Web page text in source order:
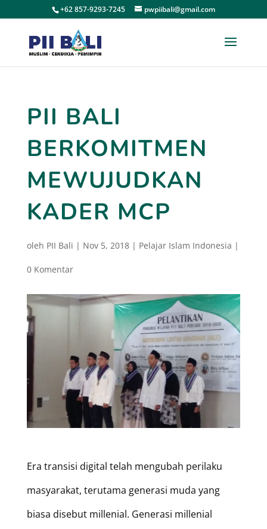
+62 857-9293-7245 pwpiibali@gmail.com
PII BALI
BERKOMITMEN
MEWUJUDKAN
KADER MCP
oleh PII Bali | Nov 5, 2018| Pelajar Islam Indonesia |
0 Komentar
Era transisi digital telah mengubah perilaku
masyarakat, terutama generasi muda yang
biasa disebut millenial. Generasi millenial